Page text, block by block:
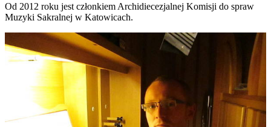
Od 2012 roku jest członkiem Archidiecezjalnej Komisji do spraw
Muzyki Sakralnej w Katowicach.